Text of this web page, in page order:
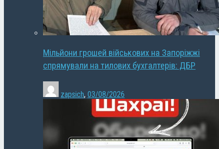
Мільйони грошей військових на Запоріжжі
спрямували на тилових бухгалтерів: ДБР
zapsich, 03/08/2026